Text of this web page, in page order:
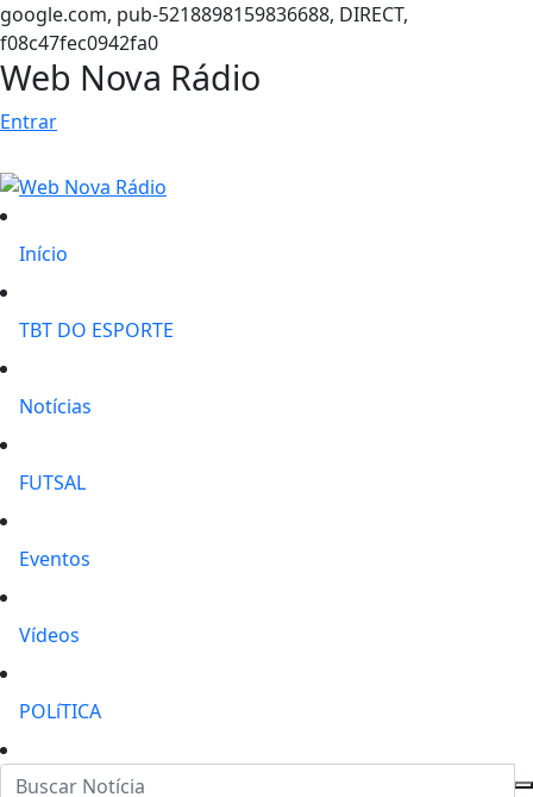
google.com, pub-5218898159836688, DIRECT,
f08c47fec0942fa0
Web Nova Rádio
Entrar
Início
TBT DO ESPORTE
Notícias
FUTSAL
Eventos
Vídeos
POLíTICA